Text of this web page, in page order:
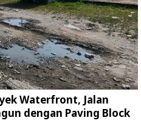
Waterfront, Jalan
dengan Paving Block